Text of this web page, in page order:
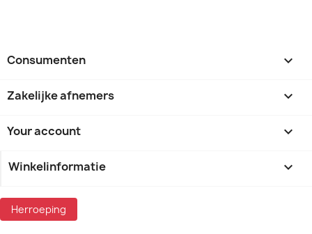
Consumenten 
Zakelijke afnemers 
Your account 
Winkelinformatie keyboard_arrow_down
Herroeping